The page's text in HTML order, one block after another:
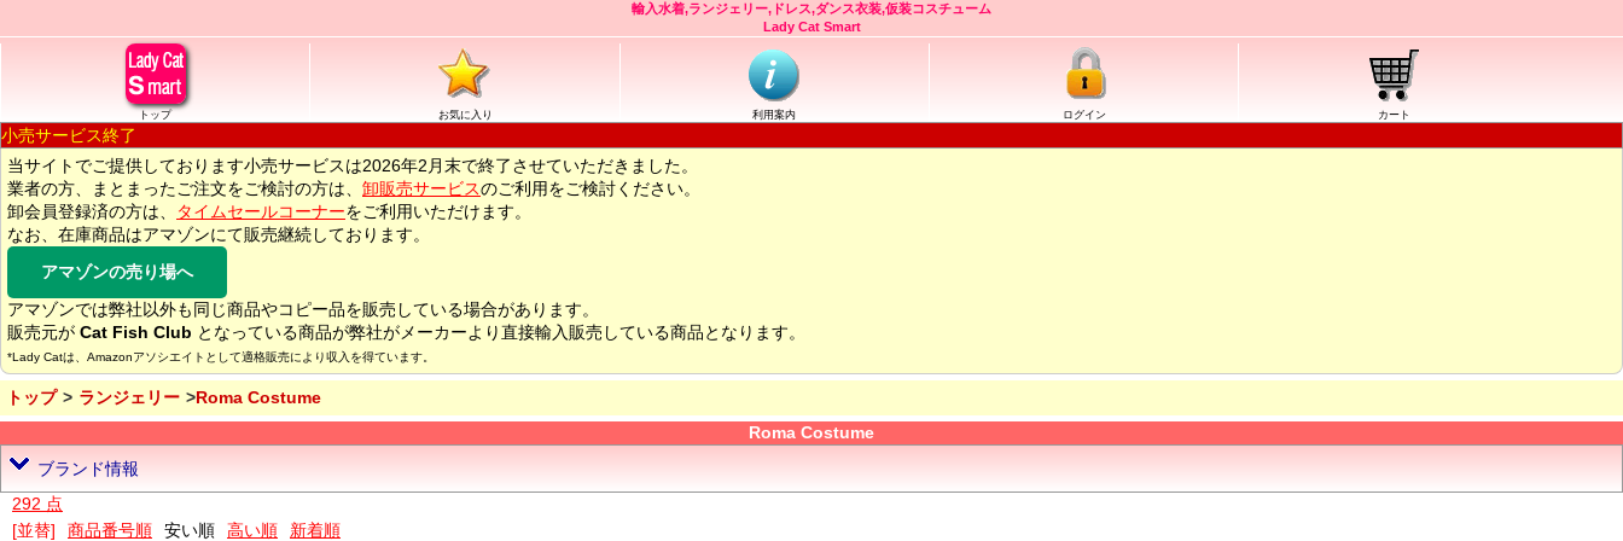
輸入水着,ランジェリー,ドレス,ダンス衣装,仮装コスチューム
Lady Cat Smart
トップ お気に入り 利用案内 ログイン カート
小売サービス終了
当サイトでご提供しております小売サービスは2026年2月末で終了させていただきました。
業者の方、まとまったご注文をご検討の方は、 卸販売サービスのご利用をご検討ください。
卸会員登録済の方は、
タイムセールコーナーをご利用いただけます。
なお、在庫商品はアマゾンにて販売継続しております。
アマゾンの売り場へ
アマゾンでは弊社以外も同じ商品やコピー品を販売している場合があります。
販売元が Cat Fish Club となっている商品が弊社がメーカーより直接輸入販売している商品となります。
*Lady Catは、Amazonアソシエイトとして適格販売により収入を得ています。
トップ ランジェリー
Roma Costume
Roma Costume
ブランド情報
292 点
[並替]
商品番号順 安い順 高い順
新着順